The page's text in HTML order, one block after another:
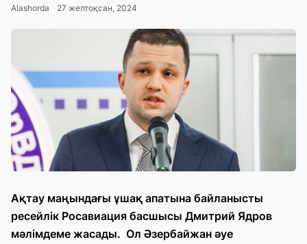
Alashorda 27 желтоқсан, 2024
Ақтау маңындағы ұшақ апатына байланысты
ресейлік Росавиация басшысы Дмитрий Ядров
мәлімдеме жасады. Ол Әзербайжан әуе